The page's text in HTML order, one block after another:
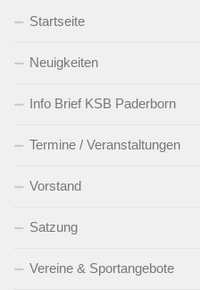
Startseite
Neuigkeiten
Info Brief KSB Paderborn
Termine / Veranstaltungen
Vorstand
Satzung
Vereine & Sportangebote